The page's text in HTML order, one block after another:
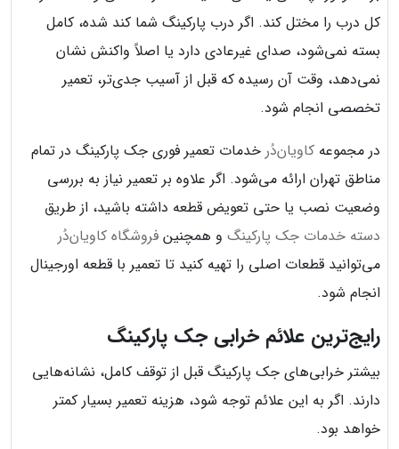
کل درب را مختل کند. اگر درب پارکینگ شما کند شده، کامل
بسته نمی‌شود، صدای غیرعادی دارد یا اصلاً واکنش نشان
نمی‌دهد، وقت آن رسیده که قبل از آسیب جدی‌تر، تعمیر
تخصصی انجام شود.
در مجموعه کاویان‌دُر خدمات تعمیر فوری جک پارکینگ در تمام
مناطق تهران ارائه می‌شود. اگر علاوه بر تعمیر نیاز به بررسی
وضعیت نصب یا حتی تعویض قطعه داشته باشید، از طریق
دسته خدمات جک پارکینگ و همچنین فروشگاه کاویان‌دُر
می‌توانید قطعات اصلی را تهیه کنید تا تعمیر با قطعه اورجینال
انجام شود.
رایج‌ترین علائم خرابی جک پارکینگ
بیشتر خرابی‌های جک پارکینگ قبل از توقف کامل، نشانه‌هایی
دارند. اگر به این علائم توجه شود، هزینه تعمیر بسیار کمتر
خواهد بود.